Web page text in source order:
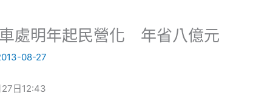
處明年起民營化 年省八億元
08-27
日12:43